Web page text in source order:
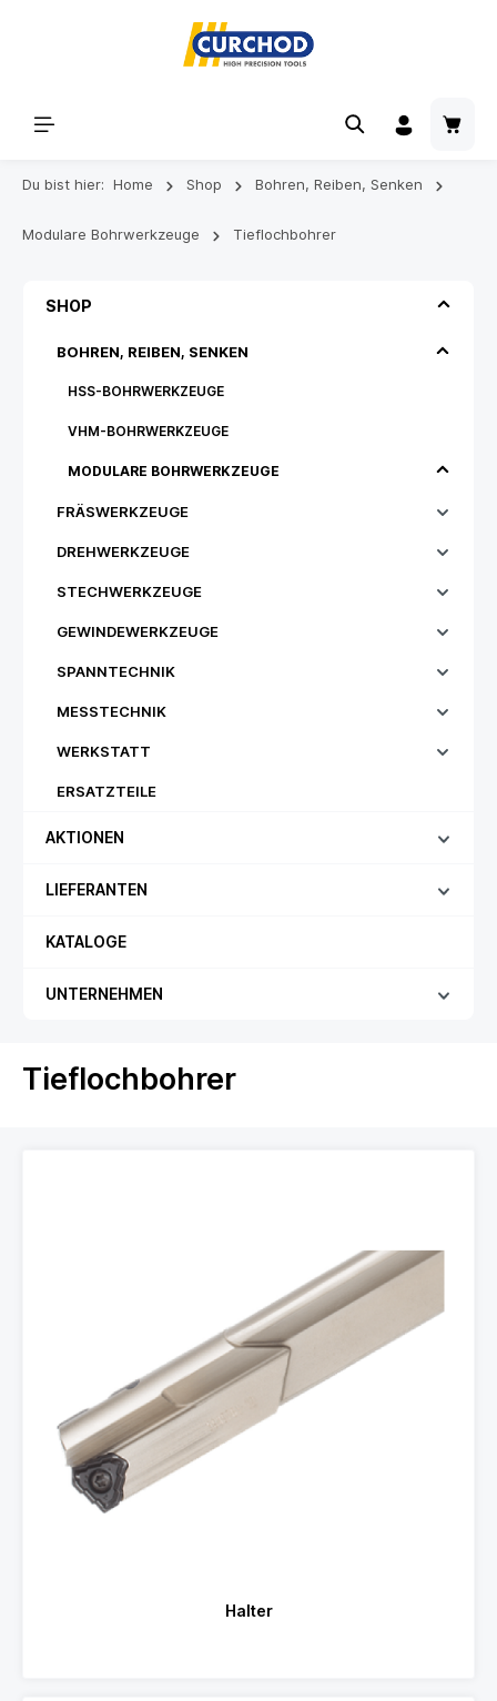
Du bist hier: Home Shop Bohren, Reiben, Senken
Modulare Bohrwerkzeuge Tieflochbohrer
SHOP
BOHREN, REIBEN, SENKEN
HSS-BOHRWERKZEUGE
VHM-BOHRWERKZEUGE
MODULARE BOHRWERKZEUGE
FRÄSWERKZEUGE
DREHWERKZEUGE
STECHWERKZEUGE
GEWINDEWERKZEUGE
SPANNTECHNIK
MESSTECHNIK
WERKSTATT
ERSATZTEILE
AKTIONEN
LIEFERANTEN
KATALOGE
UNTERNEHMEN
Tieflochbohrer
Halter